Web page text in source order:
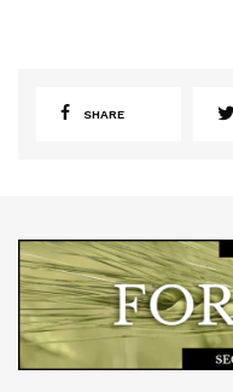
SHARE